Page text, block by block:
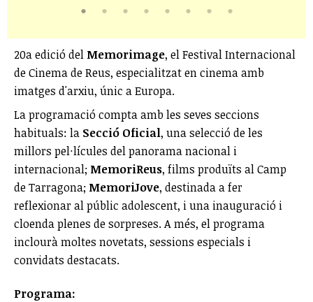
20a edició del Memorimage, el Festival Internacional
de Cinema de Reus, especialitzat en cinema amb
imatges d'arxiu, únic a Europa.
La programació compta amb les seves seccions
habituals: la Secció Oficial, una selecció de les
millors pel·lícules del panorama nacional i
internacional; MemoriReus, films produïts al Camp
de Tarragona; MemoriJove, destinada a fer
reflexionar al públic adolescent, i una inauguració i
cloenda plenes de sorpreses. A més, el programa
inclourà moltes novetats, sessions especials i
convidats destacats.
Programa: